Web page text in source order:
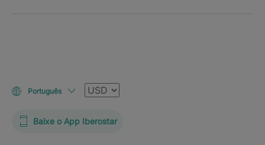
Português Moeda
Baixe o App Iberostar